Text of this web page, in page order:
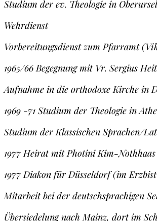
Studium der ev. Theologie in
Wehrdienst
Vorbereitungsdienst zum Pfarramt
1965/66 Begegnung mit Vr. Sergius
Aufnahme in die orthodoxe Kirche in
1969 -71 Studium der Theologie in
Studium der Klassischen Sprachen/
1977 Heirat mit Photini Kim-Nothhaas
1977 Diakon für Düsseldorf (im
Mitarbeit bei der deutschsprachigen
Übersiedelung nach Mainz, dort im